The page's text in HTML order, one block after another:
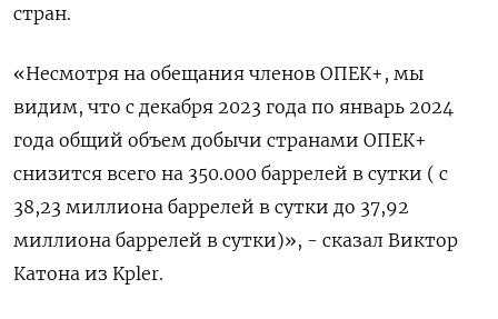
стран.
«Несмотря на обещания членов ОПЕК+, мы
видим, что с декабря 2023 года по январь 2024
года общий объем добычи странами ОПЕК+
снизится всего на 350.000 баррелей в сутки ( с
38,23 миллиона баррелей в сутки до 37,92
миллиона баррелей в сутки)», - сказал Виктор
Катона из Kpler.